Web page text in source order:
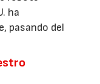
ha
pasando del